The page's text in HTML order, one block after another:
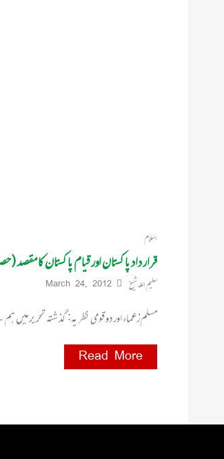
اسلام
قرار داد پاکستان اور قیام پاکستان کا مقصد
سلیم اللہ شیخ March 24, 2012
مسلم زعماء اور دوقومی نظریہ: گذشتہ تحریر
Read More